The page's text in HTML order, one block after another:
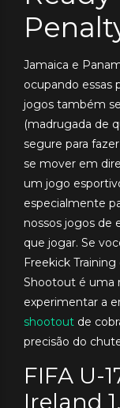
Jamaica e
ocupando essas
jogos também
(madrugada de
segure para
se mover em
um jogo
especialmente
nossos jogos de
que jogar. Se
Freekick
Shootout é uma
experimentar a
shootout de
precisão do
FIFA U-
Ireland